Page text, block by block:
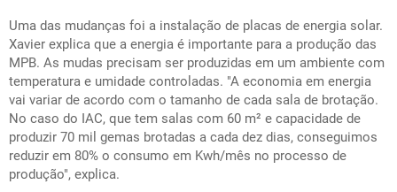
Uma das mudanças foi a instalação de placas de energia solar.
Xavier explica que a energia é importante para a produção das
MPB. As mudas precisam ser produzidas em um ambiente com
temperatura e umidade controladas. "A economia em energia
vai variar de acordo com o tamanho de cada sala de brotação.
No caso do IAC, que tem salas com 60 m² e capacidade de
produzir 70 mil gemas brotadas a cada dez dias, conseguimos
reduzir em 80% o consumo em Kwh/mês no processo de
produção", explica.